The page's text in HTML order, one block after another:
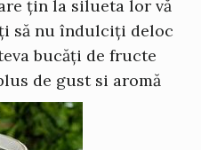
țin la silueta lor vă
să nu îndulciți deloc
bucăți de fructe
de gust si aromă